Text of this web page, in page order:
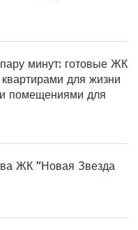
минут: готовые ЖК
для жизни
помещениями для
ЖК "Новая Звезда